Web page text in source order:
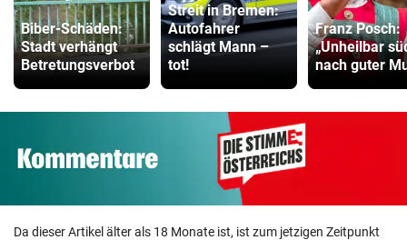
Biber-Schäden:
Stadt verhängt
Betretungsverbot
Streit in Bremen:
Autofahrer
schlägt Mann –
tot!
Franz Posch:
„Unheilbar
nach guter
Da dieser Artikel älter als 18 Monate ist, ist zum jetzigen Zeitpunkt